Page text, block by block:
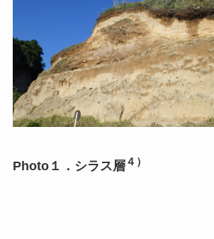
Photo１．シラス層４）